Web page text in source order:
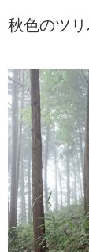
秋色のツ